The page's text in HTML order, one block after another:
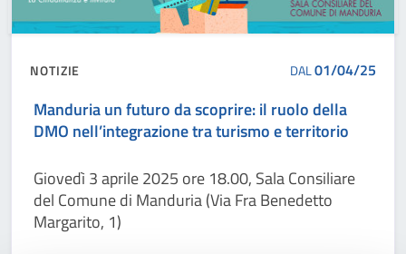
NOTIZIE DAL01/04/25
Manduria un futuro da scoprire: il ruolo della
DMO nell’integrazione tra turismo e territorio
Giovedì 3 aprile 2025 ore 18.00, Sala Consiliare
del Comune di Manduria (Via Fra Benedetto
Margarito, 1)